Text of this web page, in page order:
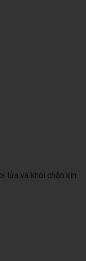
lửa và khói chặn kín.